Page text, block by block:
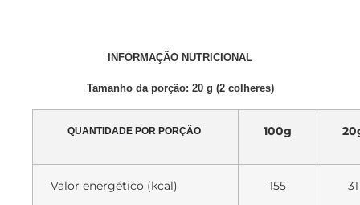
INFORMAÇÃO NUTRICIONAL
Tamanho da porção: 20 g (2 colheres)
QUANTIDADE POR PORÇÃO 100g
Valor energético (kcal) 155 31